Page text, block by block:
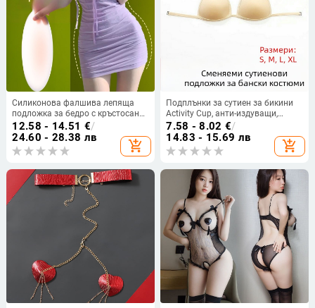
Силиконова фалшива лепяща
подложка за бедро с кръстосано
залепване за увеличаване на
артефакта в бедрото, естествено
и безследно подобрение на
депресията на бедрото, фалшива
12.58 - 14.51 €/
24.60 - 28.38 лв
add_shopping_cart
Подплънки за сутиен за бикини
Activity Cup, анти-издуващи,
професионални подплънки за
бански костюми с подвижна кука
за чашки за състезателни бански
костюми
7.58 - 8.02 €/
14.83 - 15.69 лв
add_shopping_cart